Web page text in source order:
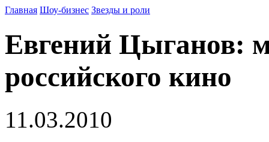
Главная Шоу-бизнес Звезды и роли
Евгений Цыганов:
российского кино
11.03.2010